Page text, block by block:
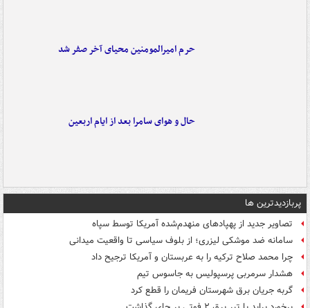
حرم امیرالمومنین محیای آخر صفر شد
حال و هوای سامرا بعد از ایام اربعین
پربازدیدترین ها
تصاویر جدید از پهپادهای منهدم‌شده آمریکا توسط سپاه
سامانه ضد موشکی لیزری؛ از بلوف سیاسی تا واقعیت میدانی
چرا محمد صلاح ترکیه را به عربستان و آمریکا ترجیح داد
هشدار سرمربی پرسپولیس به جاسوس تیم
گربه جریان برق شهرستان فریمان را قطع کرد